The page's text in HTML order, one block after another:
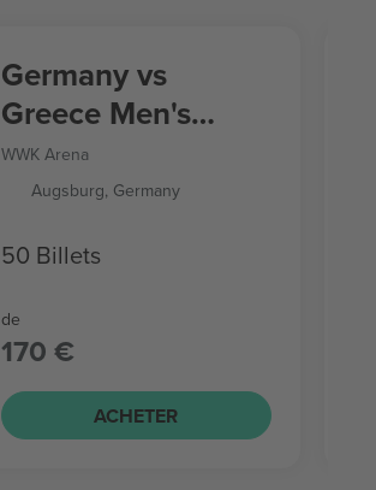
Germany vs
Greece Men's
Nations League
WWK Arena
Augsburg, Germany
50 Billets
de
170 €
ACHETER